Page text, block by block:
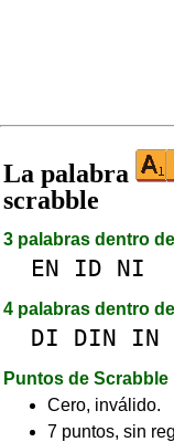
La palabra
scrabble
3 palabras dentro
EN ID NI
4 palabras dentro
DI DIN IN
Puntos de Scrabble
Cero, inválido.
7 puntos, sin